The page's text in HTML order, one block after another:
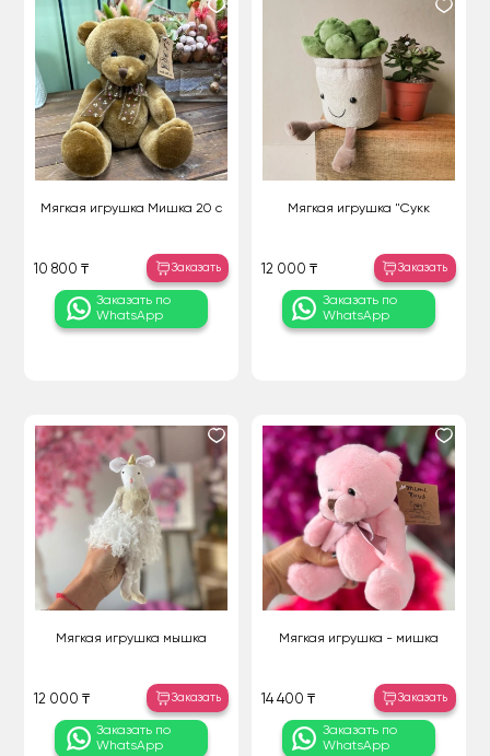
Мягкая игрушка Мишка 20 с
10 800 ₸ Заказать
Заказать по
WhatsApp
Мягкая игрушка "Сукк
12 000 ₸ Заказать
Заказать по
WhatsApp
Мягкая игрушка мышка
12 000 ₸ Заказать
Заказать по
WhatsApp
Мягкая игрушка - мишка
14 400 ₸ Заказать
Заказать по
WhatsApp